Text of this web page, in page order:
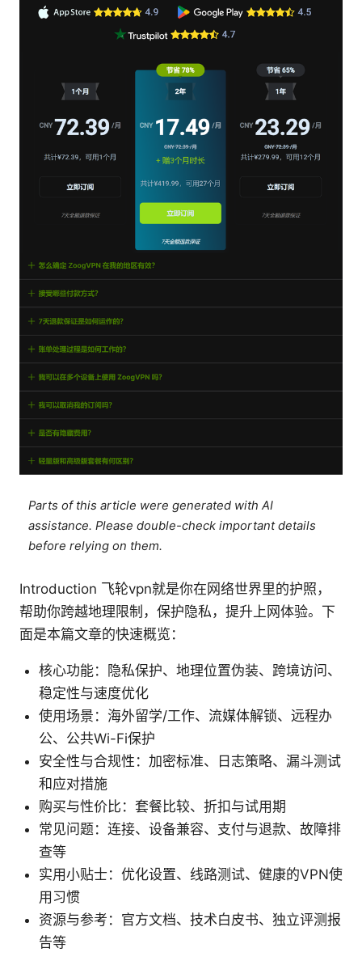
Parts of this article were generated with AI
assistance. Please double-check important details
before relying on them.
Introduction 飞轮vpn就是你在网络世界里的护照，
帮助你跨越地理限制，保护隐私，提升上网体验。下
面是本篇文章的快速概览：
核心功能：隐私保护、地理位置伪装、跨境访问、
稳定性与速度优化
使用场景：海外留学/工作、流媒体解锁、远程办
公、公共Wi-Fi保护
安全性与合规性：加密标准、日志策略、漏斗测试
和应对措施
购买与性价比：套餐比较、折扣与试用期
常见问题：连接、设备兼容、支付与退款、故障排
查等
实用小贴士：优化设置、线路测试、健康的VPN使
用习惯
资源与参考：官方文档、技术白皮书、独立评测报
告等